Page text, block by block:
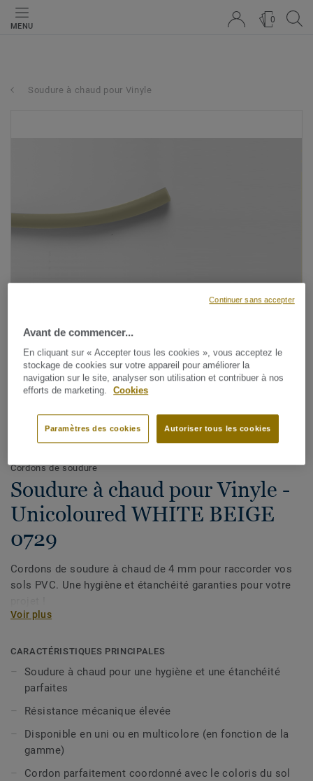
MENU
0
Soudure à chaud pour Vinyle
Voir tous les décors (1146)
Cordons de soudure
Soudure à chaud pour Vinyle -
Unicoloured WHITE BEIGE
0729
Cordons de soudure à chaud de 4 mm pour raccorder vos
sols PVC. Une hygiène et étanchéité garanties pour votre
Voir plus
CARACTÉRISTIQUES PRINCIPALES
Soudure à chaud pour une hygiène et une étanchéité
parfaites
Résistance mécanique élevée
Disponible en uni ou en multicolore (en fonction de la
gamme)
Cordon parfaitement coordonné avec le coloris du sol
Avant de commencer...
En cliquant sur « Accepter tous les cookies », vous acceptez le
stockage de cookies sur votre appareil pour améliorer la
navigation sur le site, analyser son utilisation et contribuer à nos
efforts de marketing.
Cookies
Autoriser tous les cookies
Paramètres des cookies
Continuer sans accepter